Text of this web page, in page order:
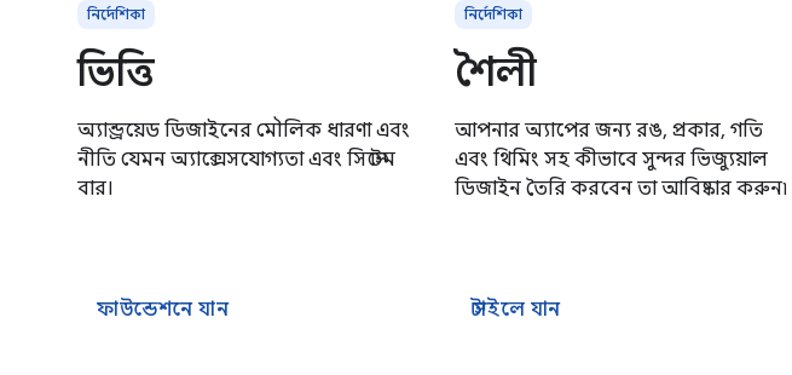
নির্দেশিকা
ভিত্তি
অ্যান্ড্রয়েড ডিজাইনের মৌলিক ধারণা এবং
নীতি যেমন অ্যাক্সেসযোগ্যতা এবং সিস্টেম
বার।
ফাউন্ডেশনে যান
নির্দেশিকা
শৈলী
আপনার অ্যাপের জন্য রঙ, প্রকার, গতি
এবং থিমিং সহ কীভাবে সুন্দর ভিজ্যুয়াল
ডিজাইন তৈরি করবেন তা আবিষ্কার করুন৷
স্টাইলে যান